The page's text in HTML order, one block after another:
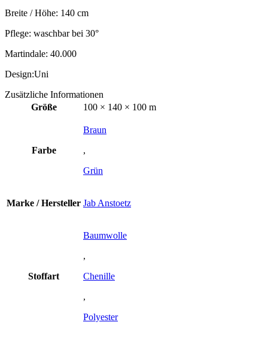
Breite / Höhe: 140 cm
Pflege: waschbar bei 30°
Martindale: 40.000
Design:Uni
Zusätzliche Informationen
Größe
100 × 140 × 100 m
Farbe
Braun
,
Grün
Marke / Hersteller Jab Anstoetz
Stoffart
Baumwolle
,
Chenille
,
Polyester